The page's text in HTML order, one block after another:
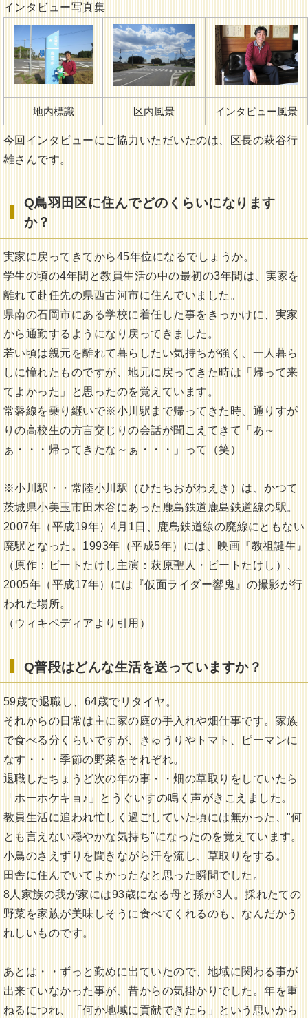
インタビュー写真集
地内標識 区内風景 インタビュー風景
今回インタビューにご協力いただいたのは、区長の萩谷行
雄さんです。
Q鳥羽田区に住んでどのくらいになります
か？
実家に戻ってきてから45年位になるでしょうか。
学生の頃の4年間と教員生活の中の最初の3年間は、実家を
離れて赴任先の県西古河市に住んでいました。
県南の石岡市にある学校に着任した事をきっかけに、実家
から通勤するようになり戻ってきました。
若い頃は親元を離れて暮らしたい気持ちが強く、一人暮ら
しに憧れたものですが、地元に戻ってきた時は「帰って来
てよかった」と思ったのを覚えています。
常磐線を乗り継いで※小川駅まで帰ってきた時、通りすが
りの高校生の方言交じりの会話が聞こえてきて「あ～
ぁ・・・帰ってきたな～ぁ・・・」って（笑）
※小川駅・・常陸小川駅（ひたちおがわえき）は、かつて
茨城県小美玉市田木谷にあった鹿島鉄道鹿島鉄道線の駅。
2007年（平成19年）4月1日、鹿島鉄道線の廃線にともない
廃駅となった。1993年（平成5年）には、映画『教祖誕生』
（原作：ビートたけし主演：萩原聖人・ビートたけし）、
2005年（平成17年）には『仮面ライダー響鬼』の撮影が行
われた場所。
（ウィキペディアより引用）
Q普段はどんな生活を送っていますか？
59歳で退職し、64歳でリタイヤ。
それからの日常は主に家の庭の手入れや畑仕事です。家族
で食べる分くらいですが、きゅうりやトマト、ピーマンに
なす・・・季節の野菜をそれぞれ。
退職したちょうど次の年の事・・畑の草取りをしていたら
「ホーホケキョ♪」とうぐいすの鳴く声がきこえました。
教員生活に追われ忙しく過ごしていた頃には無かった、"何
とも言えない穏やかな気持ち"になったのを覚えています。
小鳥のさえずりを聞きながら汗を流し、草取りをする。
田舎に住んでいてよかったなと思った瞬間でした。
8人家族の我が家には93歳になる母と孫が3人。採れたての
野菜を家族が美味しそうに食べてくれるのも、なんだかう
れしいものです。
あとは・・ずっと勤めに出ていたので、地域に関わる事が
出来ていなかった事が、昔からの気掛かりでした。年を重
ねるにつれ、「何か地域に貢献できたら」という思いから